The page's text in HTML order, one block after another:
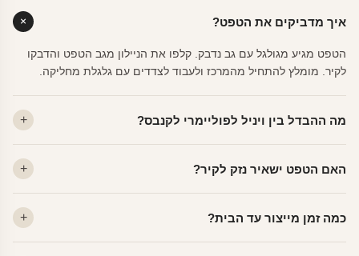
איך מדביקים את הטפט?
הטפט מגיע מגולגל עם גב נדבק. קלפו את הניילון מגב הטפט והדבקו
לקיר. מומלץ להתחיל מהמרכז ולעבוד לצדדים עם גלגלת מחליקה.
מה ההבדל בין ויניל לפוליימרי לקנבס?
פרמיום. קנבס — בד אמנותי יוקרתי, מט.
האם הטפט ישאיר נזק לקיר?
מתאים לקיר מטויח, גבס, קרמיקה וזכוכית.
כמה זמן מייצור עד הבית?